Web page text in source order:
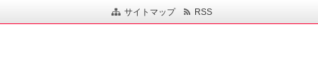
サイトマップ RSS